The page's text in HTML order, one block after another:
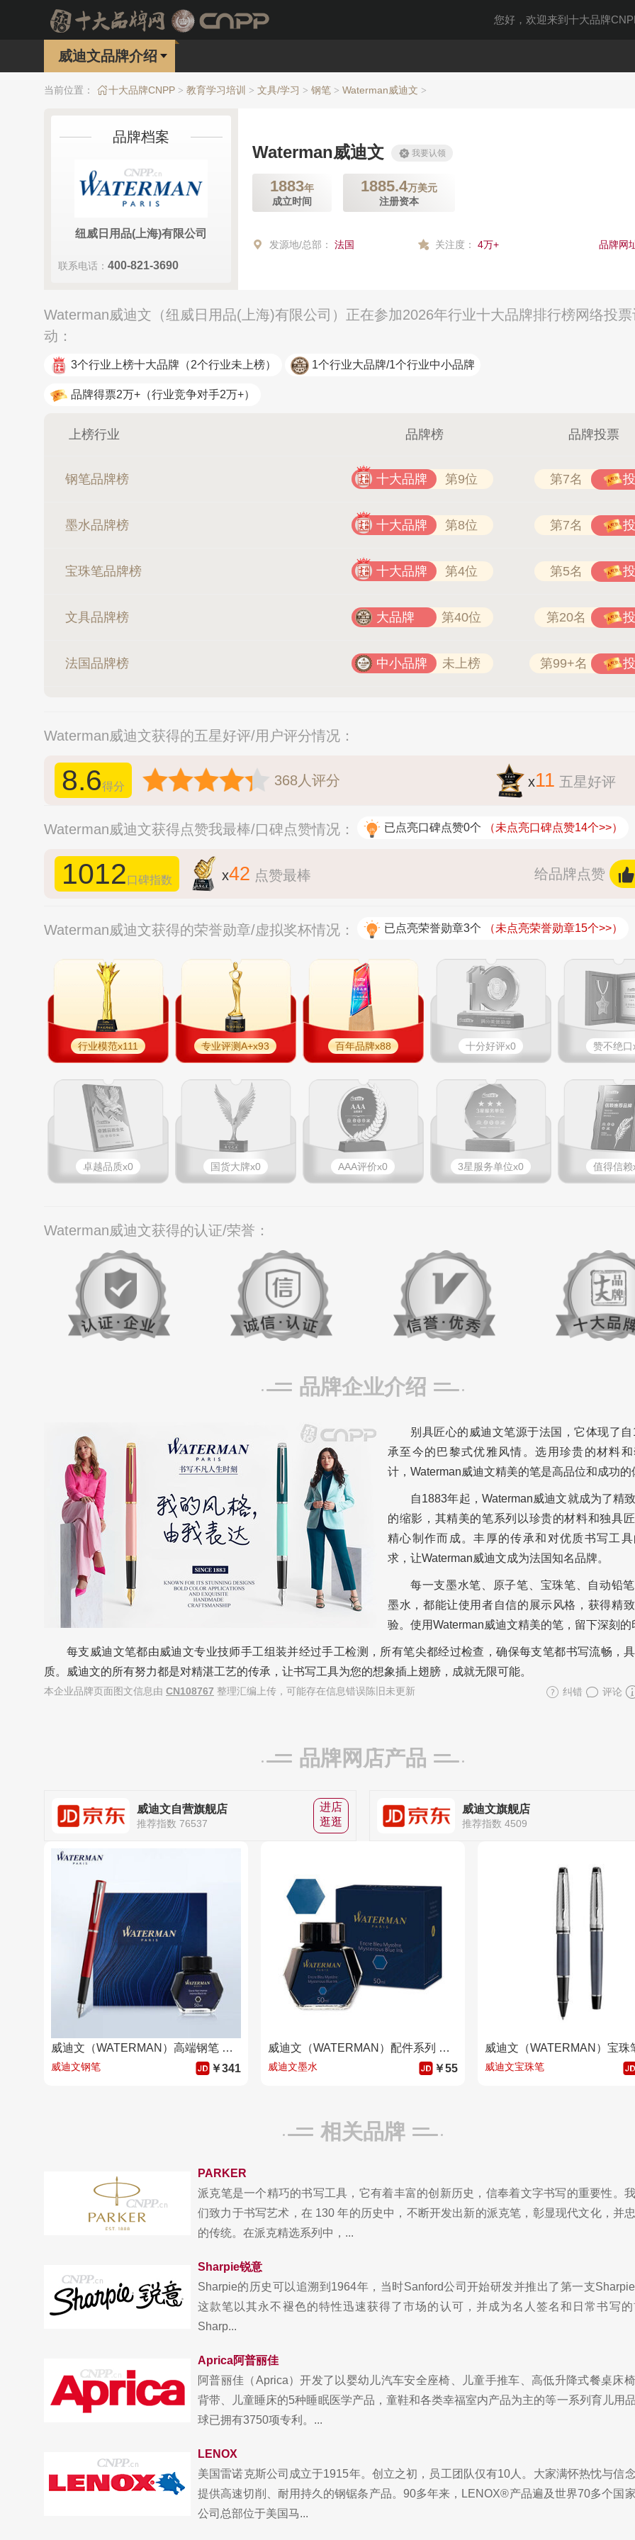
您好，欢迎来到十大品牌
威迪文品牌介绍
当前位置： 十大品牌CNPP > 教育学习培训 > 文具/学习 > 钢笔 > Waterman威迪文 >
品牌档案
纽威日用品(上海)有限公司
联系电话： 400-821-3690
Waterman威迪文 我要认领
1883年
成立时间
1885.4万美元
注册资本
发源地/总部： 法国 关注度： 4万+ 品牌网
Waterman威迪文（纽威日用品(上海)有限公司）正在参加2026年行业十大品牌排行榜网络投
动：
3个行业上榜十大品牌 （2个行业未上榜） 1个行业大品牌/1个行业中小品牌
品牌得票2万+ （行业竞争对手2万+）
上榜行业 品牌榜 品牌投票
钢笔品牌榜 十大品牌 第9位 第7名
墨水品牌榜 十大品牌 第8位 第7名
宝珠笔品牌榜 十大品牌 第4位 第5名
文具品牌榜 大品牌 第40位 第20名
法国品牌榜 中小品牌 未上榜 第99+名
Waterman威迪文获得的五星好评/用户评分情况：
8.6得分 368人评分 x11 五星好评
Waterman威迪文获得点赞我最棒/口碑点赞情况： 已点亮口碑点赞0个 （未点亮口碑点赞14个>>）
1012口碑指数 x42 点赞最棒 给品牌点赞
Waterman威迪文获得的荣誉勋章/虚拟奖杯情况： 已点亮荣誉勋章3个 （未点亮荣誉勋章15个>>）
行业模范x111 专业评测A+x93 百年品牌x88 十分好评x0 赞不绝口
卓越品质x0 国货大牌x0 AAA评价x0 3星服务单位x0 值得信赖
Waterman威迪文获得的认证/荣誉：
品牌企业介绍
别具匠心的威迪文笔源于法国，它体现了
承至今的巴黎式优雅风情。选用珍贵的材料
计，Waterman威迪文精美的笔是高品位和成功的
自1883年起，Waterman威迪文就成为了精
的缩影，其精美的笔系列以珍贵的材料和独具
精心制作而成。丰厚的传承和对优质书写工
求，让Waterman威迪文成为法国知名品牌。
每一支墨水笔、原子笔、宝珠笔、自动铅
墨水，都能让使用者自信的展示风格，获得精
验。使用Waterman威迪文精美的笔，留下深刻的
每支威迪文笔都由威迪文专业技师手工组装并经过手工检测，所有笔尖都经过检查，确保每支笔都书写流畅，
质。威迪文的所有努力都是对精湛工艺的传承，让书写工具为您的想象插上翅膀，成就无限可能。
本企业品牌页面图文信息由 CN108767 整理汇编上传，可能存在信息错误陈旧未更新 纠错 评论
品牌网店产品
威迪文自营旗舰店
推荐指数 76537
进店
逛逛
威迪文旗舰店
推荐指数 4509
威迪文（WATERMAN）高端钢笔 签字笔 教师节礼物男女生日 雅律魅力红墨水笔 墨水礼盒
威迪文钢笔 ￥341
威迪文（WATERMAN）配件系列 瓶装墨水-蓝色
威迪文墨水 ￥55 威迪文宝珠笔
相关品牌
PARKER
派克笔是一个精巧的书写工具，它有着丰富的创新历史，信奉着文字书写的重要性。
们致力于书写艺术，在 130 年的历史中，不断开发出新的派克笔，彰显现代文化，并
的传统。在派克精选系列中，...
Sharpie锐意
Sharpie的历史可以追溯到1964年，当时Sanford公司开始研发并推出了第一支
这款笔以其永不褪色的特性迅速获得了市场的认可，并成为名人签名和日常书写
Sharp...
Aprica阿普丽佳
阿普丽佳（Aprica）开发了以婴幼儿汽车安全座椅、儿童手推车、高低升降式餐桌床
背带、儿童睡床的5种睡眠医学产品，童鞋和各类幸福室内产品为主的等一系列育儿用
球已拥有3750项专利。...
LENOX
美国雷诺克斯公司成立于1915年。创立之初，员工团队仅有10人。大家满怀热忱与信
提供高速切削、耐用持久的钢锯条产品。90多年来，LENOX®产品遍及世界70多个国
公司总部位于美国马...